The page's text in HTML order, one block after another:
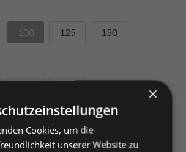
100 125 150
×
Cookies, um die
unserer Website zu